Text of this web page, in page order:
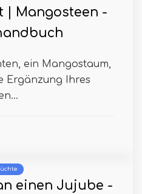
| Mangosteen -
ein Mangostaum,
Ergänzung Ihres
einen Jujube -